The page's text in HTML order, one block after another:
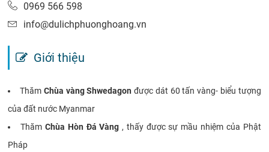
0969 566 598
info@dulichphuonghoang.vn
Giới thiệu
Thăm Chùa vàng Shwedagon được dát 60 tấn vàng- biểu tượng
của đất nước Myanmar
Thăm Chùa Hòn Đá Vàng , thấy được sự mầu nhiệm của Phật
Pháp